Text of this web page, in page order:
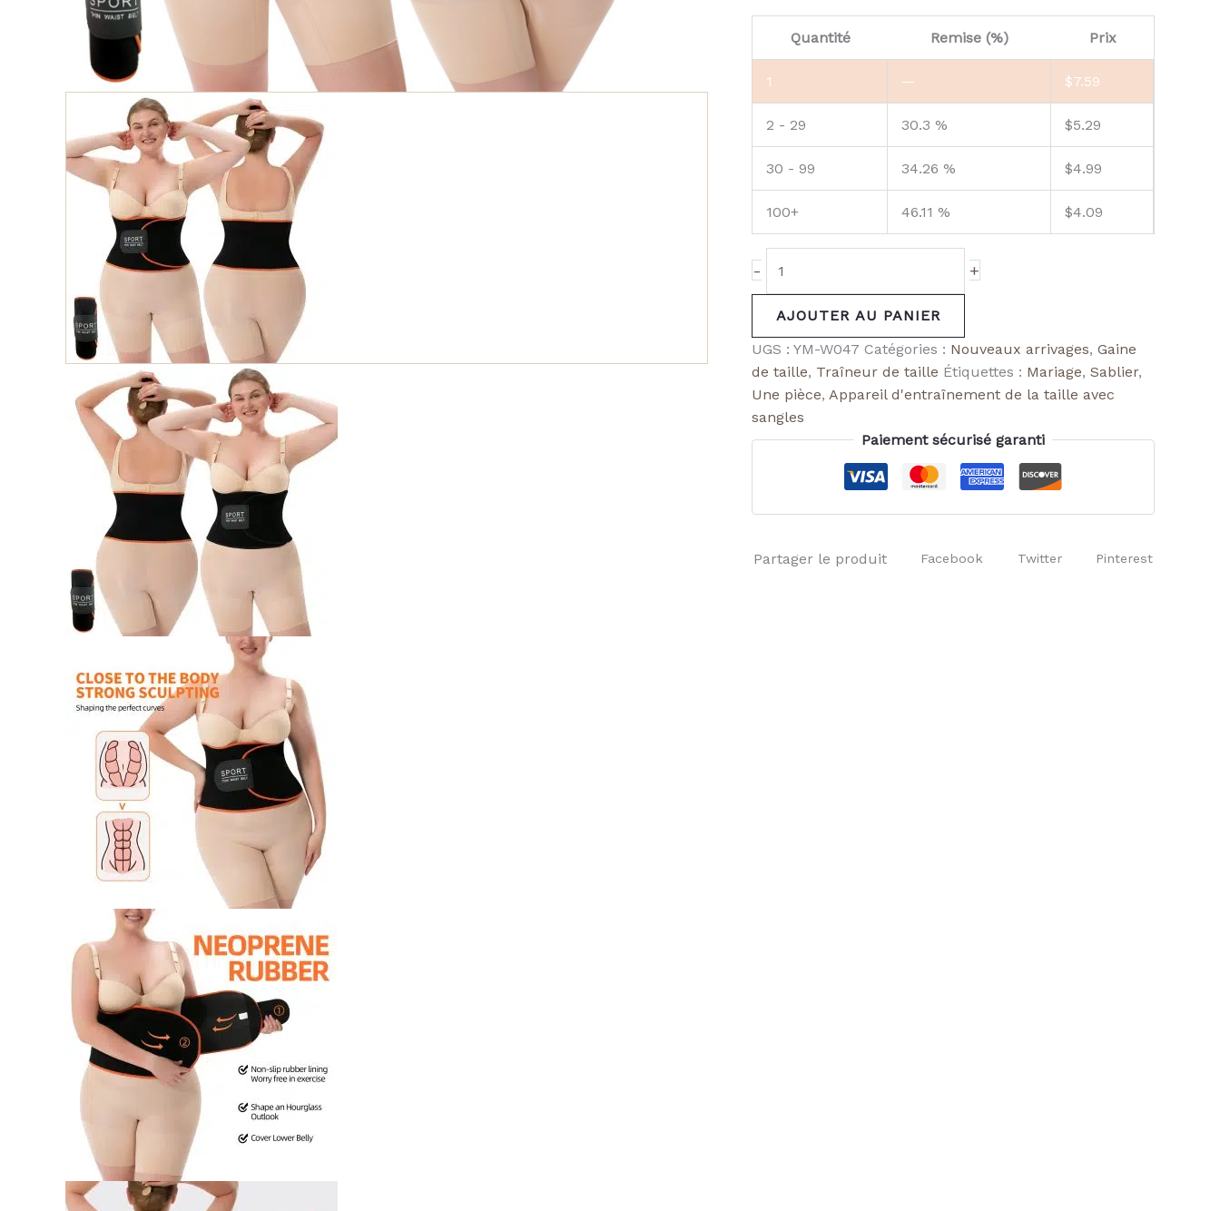
Quantité Remise (%) Prix
1 — $7.59
2 - 29 30.3 % $5.29
30 - 99 34.26 % $4.99
100+ 46.11 % $4.09
- +
AJOUTER AU PANIER
UGS : YM-W047 Catégories : Nouveaux arrivages, Gaine
de taille, Traîneur de taille Étiquettes : Mariage, Sablier,
Une pièce, Appareil d'entraînement de la taille avec
sangles
Paiement sécurisé garanti
Partager le produit Facebook Twitter Pinterest